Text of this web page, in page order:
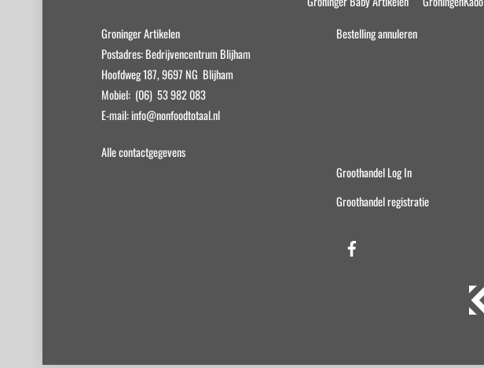
Groninger Artikelen
Postadres: Bedrijvencentrum Blijham
Hoofdweg 187, 9697 NG Blijham
Mobiel: (06) 53 982 083
E-mail: info@nonfoodtotaal.nl
Alle contactgegevens
Bestelling annuleren
Groothandel Log In
Groothandel registratie